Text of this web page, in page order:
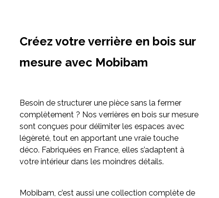
Créez votre verrière en bois sur
mesure avec Mobibam
Besoin de structurer une pièce sans la fermer
complètement ? Nos verrières en bois sur mesure
sont conçues pour délimiter les espaces avec
légèreté, tout en apportant une vraie touche
déco. Fabriquées en France, elles s’adaptent à
votre intérieur dans les moindres détails.
Mobibam, c’est aussi une collection complète de